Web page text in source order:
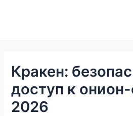
Кракен:
доступ к
2026